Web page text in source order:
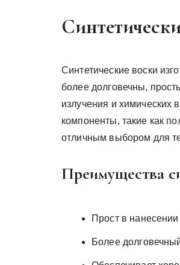
Синтетические воски
более долговечны,
излучения и химических
компоненты, такие как
отличным выбором для
Преимущества
Прост в нанесении
Более